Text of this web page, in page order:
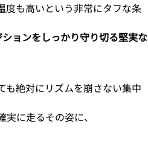
度も高いという非常にタフな条
ョンをしっかり守り切る堅実な
も絶対にリズムを崩さない集中
に走るその姿に、